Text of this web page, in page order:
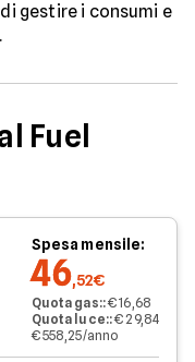
gestire i consumi e
Fuel
Spesa mensile:
46,52€
Quota gas::€ 16,68
Quota luce::€ 29,84
€ 558,25/anno